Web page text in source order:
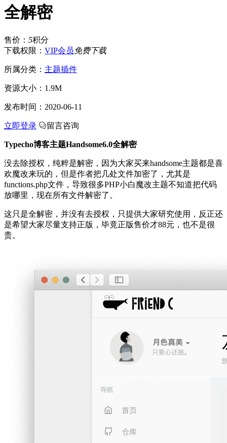
全解密
售价： 5积分
下载权限： VIP会员免费下载
所属分类： 主题插件
资源大小： 1.9M
发布时间： 2020-06-11
立即登录 留言咨询
Typecho博客主题Handsome6.0全解密
没去除授权，纯粹是解密，因为大家买来handsome主题都是喜
欢魔改来玩的，但是作者把几处文件加密了，尤其是
functions.php文件，导致很多PHP小白魔改主题不知道把代码
放哪里，现在所有文件解密了。
这只是全解密，并没有去授权，只提供大家研究使用，反正还
是希望大家尽量支持正版，毕竟正版售价才88元，也不是很
贵。